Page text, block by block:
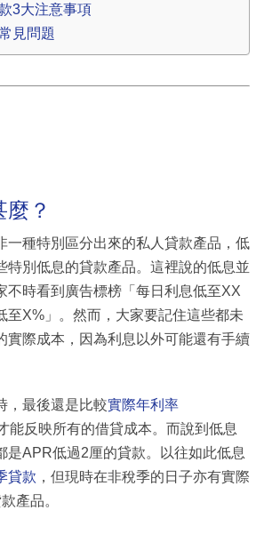
3大注意事項
見問題
？
一種特別區分出來的私人貸款產品，低
特別低息的貸款產品。這裡說的低息並
不時看到廣告標榜「每日利息低至XX
至X%」。然而，大家要記住這些都未
實際成本，因為利息以外可能還有手續
，最後還是比較實際年利率
能反映所有的借貸成本。而說到低息
是APR低過2厘的貸款。以往如此低息
貸款 ，但現時在非稅季的日子亦有實際
產品。